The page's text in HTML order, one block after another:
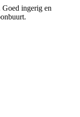
Goed ingerig en